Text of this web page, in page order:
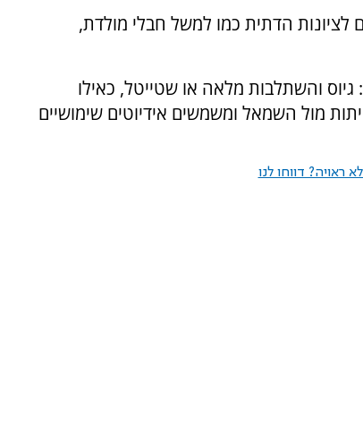
הדתית כמו למשל חבלי מולדת,
והשתלבות מלאה או שטייטל, כאילו
מול השמאל ומשמשים אידיוטים שימושיים
דווחו לנו